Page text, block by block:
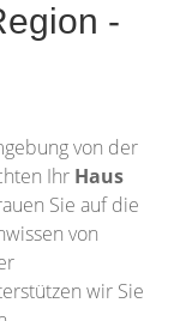
-
von der
Ihr Haus
Sie auf die
von
wir Sie